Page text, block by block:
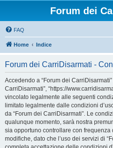
Forum dei
FAQ
Home Indice
Forum dei CarriDisarmati -
Accedendo a “Forum dei CarriDisarmati”
CarriDisarmati”, “https://
vincolato legalmente alle seguenti
limitato legalmente dalle condizioni
da “Forum dei CarriDisarmati”. Le
qualunque momento, sarà nostra
sia opportuno controllare con
modifiche, dato che l’uso dei servizi di